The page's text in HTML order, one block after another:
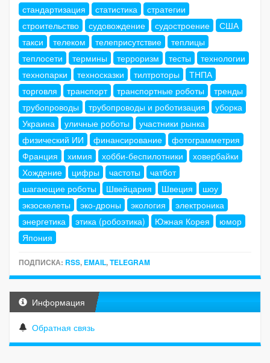
стандартизация
статистика
стратегии
строительство
судовождение судостроение
США
такси
телеком телеприсутствие
теплицы
теплосети
термины терроризм тесты
технологии
технопарки
техносказки тилтроторы
ТНПА
торговля
транспорт транспортные роботы
тренды
трубопроводы
трубопроводы и роботизация
уборка
Украина
уличные роботы
участники рынка
физический ИИ
финансирование
фотограмметрия
Франция
химия хобби-беспилотники
ховербайки
Хождение
цифры частоты
чатбот
шагающие роботы
Швейцария Швеция
шоу
экзоскелеты
эко-дроны экология
электроника
энергетика
этика (робоэтика) Южная Корея
юмор
Япония
ПОДПИСКА: RSS, EMAIL,TELEGRAM
Информация
Обратная связь